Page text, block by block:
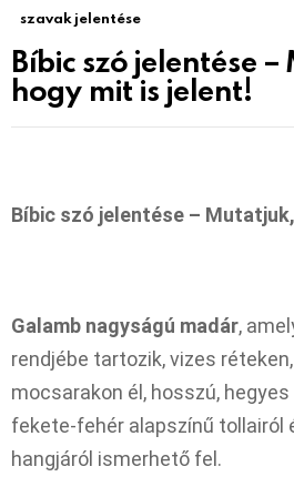
szavak jelentése
Bíbic szó jelentése
hogy mit is jelent!
Bíbic szó jelentése –
Galamb nagyságú madár,
rendjébe tartozik, vizes
mocsarakon él, hosszú,
fekete-fehér alapszínű tollairól
hangjáról ismerhető fel.